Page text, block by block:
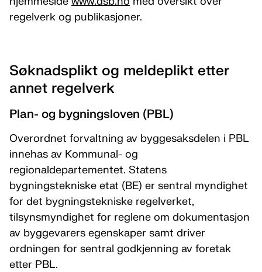
regelverk og publikasjoner.
Søknadsplikt og meldeplikt etter
annet regelverk
Plan- og bygningsloven (PBL)
Overordnet forvaltning av byggesaksdelen i PBL
innehas av Kommunal- og
regionaldepartementet. Statens
bygningstekniske etat (BE) er sentral myndighet
for det bygningstekniske regelverket,
tilsynsmyndighet for reglene om dokumentasjon
av byggevarers egenskaper samt driver
ordningen for sentral godkjenning av foretak
etter PBL.